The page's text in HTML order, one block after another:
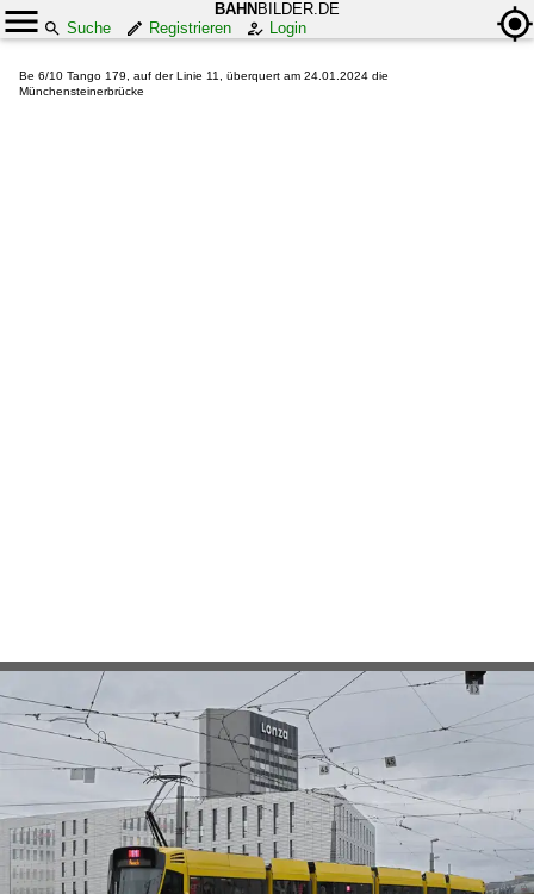
BAHN BILDER.DE
Suche
Registrieren Login
Be 6/10 Tango 179, auf der Linie 11, überquert am 24.01.2024 die
Münchensteinerbrücke